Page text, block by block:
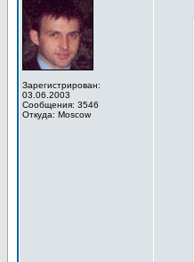
Зарегистрирован:
03.06.2003
Сообщения: 3546
Откуда: Moscow